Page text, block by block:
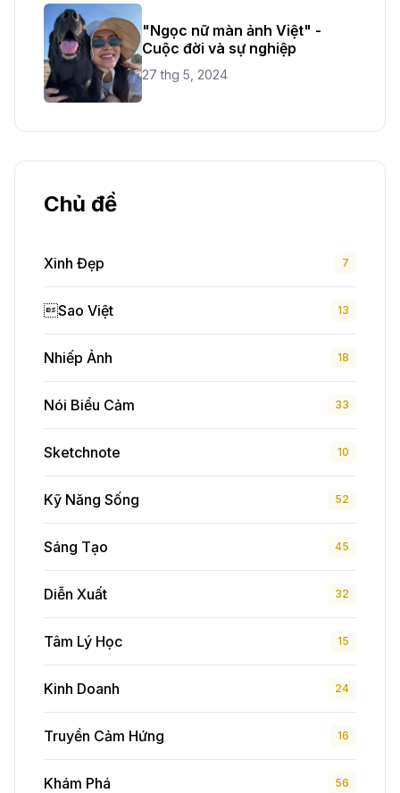
"Ngọc nữ màn ảnh Việt" -
Cuộc đời và sự nghiệp
27 thg 5, 2024
Chủ đề
Xinh Đẹp 7
Sao Việt 13
Nhiếp Ảnh 18
Nói Biểu Cảm 33
Sketchnote 10
Kỹ Năng Sống 52
Sáng Tạo 45
Diễn Xuất 32
Tâm Lý Học 15
Kinh Doanh 24
Truyền Cảm Hứng 16
Khám Phá 56